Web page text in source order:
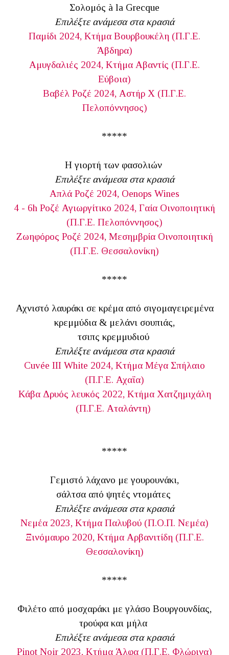
Σολομός à la Grecque
Επιλέξτε ανάμεσα στα κρασιά
Παμίδι 2024, Κτήμα Βουρβουκέλη (Π.Γ.Ε.
Άβδηρα)
Αμυγδαλιές 2024, Κτήμα Αβαντίς (Π.Γ.Ε.
Εύβοια)
Βαβέλ Ροζέ 2024, Αστήρ Χ (Π.Γ.Ε.
Πελοπόννησος)
*****
Η γιορτή των φασολιών
Επιλέξτε ανάμεσα στα κρασιά
Απλά Ροζέ 2024, Oenops Wines
4 - 6h Ροζέ Αγιωργίτικο 2024, Γαία Οινοποιητική
(Π.Γ.Ε. Πελοπόννησος)
Ζωηφόρος Ροζέ 2024, Μεσημβρία Οινοποιητική
(Π.Γ.Ε. Θεσσαλονίκη)
*****
Αχνιστό λαυράκι σε κρέμα από σιγομαγειρεμένα
κρεμμύδια & μελάνι σουπιάς,
τσιπς κρεμμυδιού
Επιλέξτε ανάμεσα στα κρασιά
Cuvée III White 2024, Κτήμα Μέγα Σπήλαιο
(Π.Γ.Ε. Αχαΐα)
Κάβα Δρυός λευκός 2022, Κτήμα Χατζημιχάλη
(Π.Γ.Ε. Αταλάντη)
*****
Γεμιστό λάχανο με γουρουνάκι,
σάλτσα από ψητές ντομάτες
Επιλέξτε ανάμεσα στα κρασιά
Νεμέα 2023, Κτήμα Παλυβού (Π.Ο.Π. Νεμέα)
Ξινόμαυρο 2020, Κτήμα Αρβανιτίδη (Π.Γ.Ε.
Θεσσαλονίκη)
*****
Φιλέτο από μοσχαράκι με γλάσο Βουργουνδίας,
τρούφα και μήλα
Επιλέξτε ανάμεσα στα κρασιά
Pinot Noir 2023, Κτήμα Άλφα (Π.Γ.Ε. Φλώρινα)